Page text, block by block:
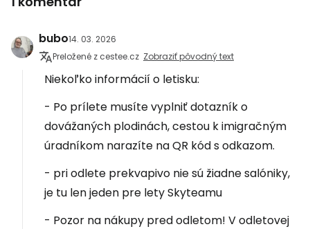
bubo14. 03. 2026
Preložené z cestee.cz Zobraziť pôvodný text
Niekoľko informácií o letisku:
- Po prílete musíte vyplniť dotazník o
dovážaných plodinách, cestou k imigračným
úradníkom narazíte na QR kód s odkazom.
- pri odlete prekvapivo nie sú žiadne salóniky,
je tu len jeden pre lety Skyteamu
- Pozor na nákupy pred odletom! V odletovej